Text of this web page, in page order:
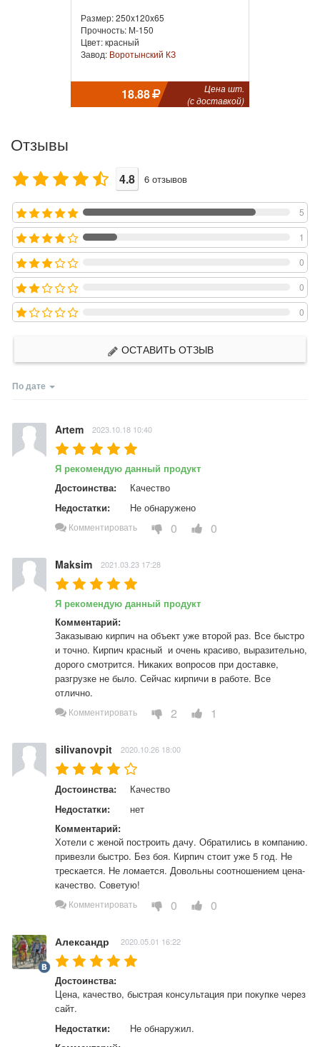
Размер: 250x120x65
Прочность: М-150
Цвет: красный
Завод: Воротынский КЗ
18.88
Цена шт.
(с доставкой)
Отзывы
4.8 6 отзывов
5
1
0
0
0
ОСТАВИТЬ ОТЗЫВ
По дате
Artem 2023.10.18 10:40
Я рекомендую данный продукт
Достоинства:
Качество
Недостатки:
Не обнаружено
Комментировать 0 0
Maksim 2021.03.23 17:28
Я рекомендую данный продукт
Комментарий:
Заказываю кирпич на объект уже второй раз. Все быстро
и точно. Кирпич красный  и очень красиво, выразительно,
дорого смотрится. Никаких вопросов при доставке,
разгрузке не было. Сейчас кирпичи в работе. Все
отлично.
Комментировать 2 1
silivanovpit 2020.10.26 18:00
Достоинства:
Качество
Недостатки:
нет
Комментарий:
Хотели с женой построить дачу. Обратились в компанию.
привезли быстро. Без боя. Кирпич стоит уже 5 год. Не
трескается. Не ломается. Довольны соотношением цена-
качество. Советую!
Комментировать 0 0
Александр 2020.05.01 16:22
Достоинства:
Цена, качество, быстрая консультация при покупке через
сайт.
Недостатки:
Не обнаружил.